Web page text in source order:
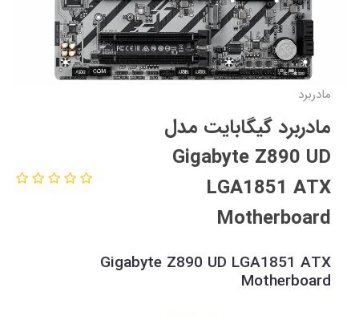
مادربرد
مادربرد گیگابایت مدل
Gigabyte Z890 UD
LGA1851 ATX
Motherboard
Gigabyte Z890 UD LGA1851 ATX
Motherboard